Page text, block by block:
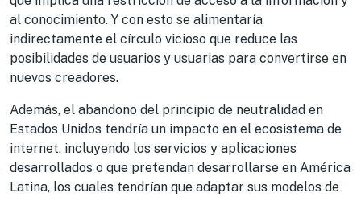
al conocimiento. Y con esto se alimentaría
indirectamente el círculo vicioso que reduce las
posibilidades de usuarios y usuarias para convertirse en
nuevos creadores.
Además, el abandono del principio de neutralidad en
Estados Unidos tendría un impacto en el ecosistema de
internet, incluyendo los servicios y aplicaciones
desarrollados o que pretendan desarrollarse en América
Latina, los cuales tendrían que adaptar sus modelos de